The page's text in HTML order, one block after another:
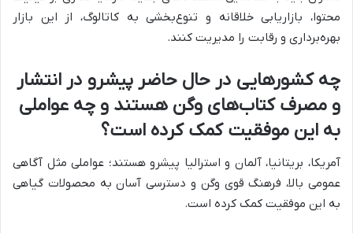
محتوا، بازاریابی خلاقانه و تنوع‌بخشی به کاتالوگ، از این بازار
بهره‌برداری و رقابت را مدیریت کنند.
چه کشورهایی در حال حاضر پیشرو در انتشار
و مصرف کتاب‌های وگن هستند و چه عواملی
به این موفقیت کمک کرده است؟
آمریکا، بریتانیا، آلمان و استرالیا پیشرو هستند؛ عواملی مثل آگاهی
عمومی بالا، فرهنگ قوی وگن و دسترسی آسان به محصولات گیاهی
به این موفقیت کمک کرده است.